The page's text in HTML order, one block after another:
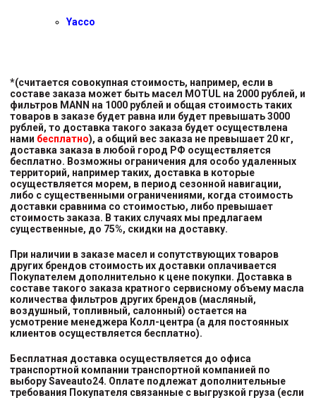
Yacco
*(считается совокупная стоимость, например, если в
составе заказа может быть масел MOTUL на 2000 рублей, и
фильтров MANN на 1000 рублей и общая стоимость таких
товаров в заказе будет равна или будет превышать 3000
рублей, то доставка такого заказа будет осуществлена
нами бесплатно), а общий вес заказа не превышает 20 кг,
доставка заказа в любой город РФ осуществляется
бесплатно. Возможны ограничения для особо удаленных
территорий, например таких, доставка в которые
осуществляется морем, в период сезонной навигации,
либо с существенными ограничениями, когда стоимость
доставки сравнима со стоимостью, либо превышает
стоимость заказа. В таких случаях мы предлагаем
существенные, до 75%, скидки на доставку.
При наличии в заказе масел и сопутствующих товаров
других брендов стоимость их доставки оплачивается
Покупателем дополнительно к цене покупки. Доставка в
составе такого заказа кратного сервисному объему масла
количества фильтров других брендов (масляный,
воздушный, топливный, салонный) остается на
усмотрение менеджера Колл-центра (а для постоянных
клиентов осуществляется бесплатно).
Бесплатная доставка осуществляется до офиса
транспортной компании транспортной компанией по
выборуSaveauto24. Оплате подлежат дополнительные
требования Покупателя связанные с выгрузкой груза (если